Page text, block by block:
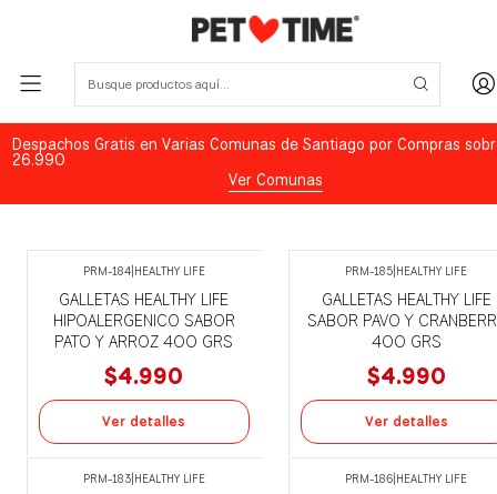
Despachos Gratis en Varias Comunas de Santiago por Compras
26.990
Ver Comunas
PRM-184|HEALTHY LIFE
GALLETAS HEALTHY LIFE
HIPOALERGENICO SABOR
PATO Y ARROZ 400 GRS
$4.990
Ver detalles
PRM-185|HEALTHY LIFE
GALLETAS HEALTHY LIFE
SABOR PAVO Y
400 GRS
$4.990
Ver detalles
PRM-183| HEALTHY LIFE PRM-186 HEALTHY LIFE